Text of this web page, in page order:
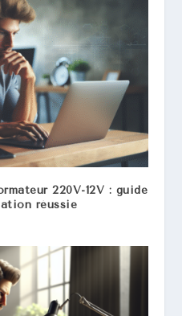
220V-12V : guide
réussie